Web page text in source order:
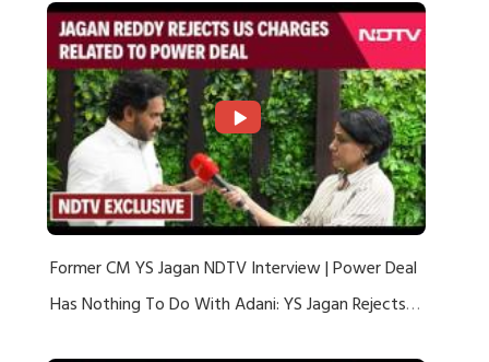
Former CM YS Jagan NDTV Interview | Power Deal
Has Nothing To Do With Adani: YS Jagan Rejects